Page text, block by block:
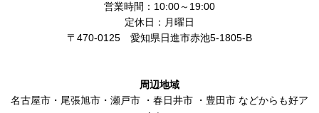
営業時間：10:00～19:00
定休日：月曜日
〒470-0125 愛知県日進市赤池5-1805-B
周辺地域
名古屋市 ・ 尾張旭市 ・ 瀬戸市 ・ 春日井市 ・ 豊田市 などからも好ア